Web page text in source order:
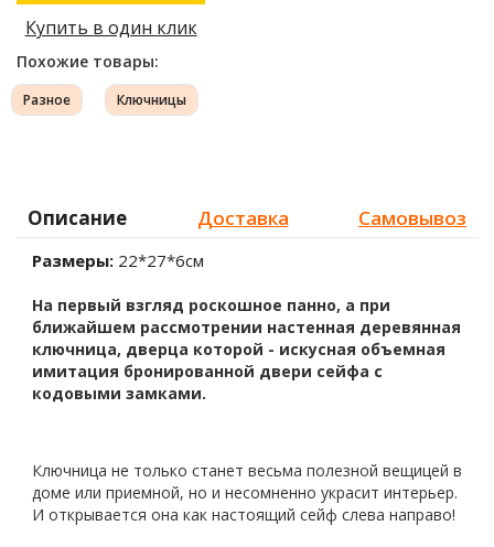
Купить в один клик
Похожие товары:
Разное Ключницы
Описание Доставка Самовывоз
Размеры: 22*27*6см
На первый взгляд роскошное панно, а при
ближайшем рассмотрении настенная деревянная
ключница, дверца которой - искусная объемная
имитация бронированной двери сейфа с
кодовыми замками.
Ключница не только станет весьма полезной вещицей в
доме или приемной, но и несомненно украсит интерьер.
И открывается она как настоящий сейф слева направо!